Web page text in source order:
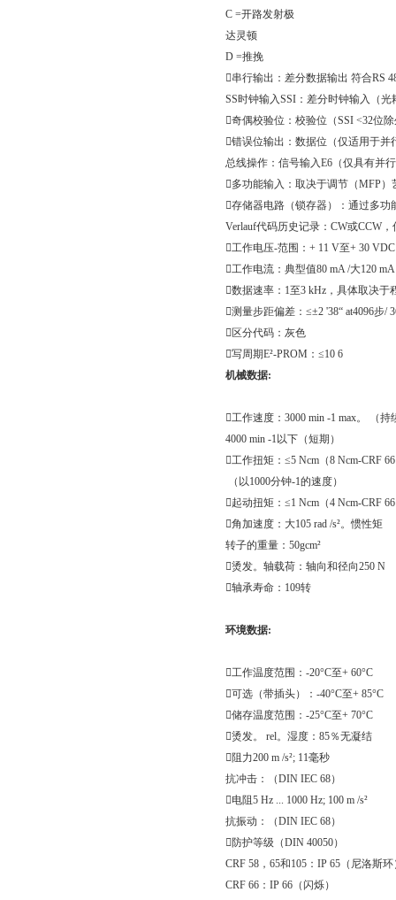
C =开路发射极
达灵顿
D =推挽
串行输出：差分数据输出 符合RS
SS时钟输入SSI ：差分时钟输入（
奇偶校验位：校验位（SSI <32位
错误位输出：数据位（仅适用于并
总线操作：信号输入E6 （仅具有并
多功能输入：取决于调节（MFP）
存储器电路（锁存器）：通过多功
Verlauf代码历史记录： CW或CCW
工作电压-范围： + 11 V至+ 30 VDC
工作电流：典型值80 mA /大120 mA
数据速率： 1至3 kHz ，具体取决于
测量步距偏差：≤±2 '38“ at4096步/
 区分代码：灰色
写周期E²-PROM ：≤10 6
机械数据:
工作速度： 3000 min -1 max。
（
4000 min -1 以下（短期）
工作扭矩：≤5 Ncm （8 Ncm-CRF 66
（以1000分钟-1的速度）
起动扭矩：≤1 Ncm （4 Ncm-CRF 66
角加速度：大105 rad /s²。惯性矩
转子的重量： 50gcm²
烫发。轴载荷：轴向和径向250 N
轴承寿命： 109转
环境数据:
工作温度范围： -20°C至+ 60°C
可选（带插头）： -40°C至+ 85°C
储存温度范围： -25°C至+ 70°C
烫发。 rel。湿度： 85％无凝结
阻力200 m /s²; 11毫秒
抗冲击：（DIN IEC 68）
电阻 5 Hz ... 1000 Hz; 100 m /s²
抗振动：（DIN IEC 68）
防护等级（DIN 40050）
CRF 58 ， 65和105 ： IP 65 （尼洛斯
CRF 66 ： IP 66 （闪烁）